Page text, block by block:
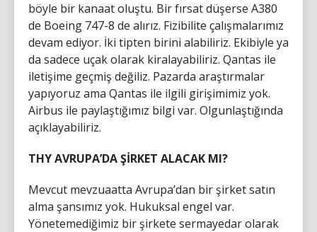
böyle bir kanaat oluştu. Bir fırsat düşerse A380
de Boeing 747-8 de alırız. Fizibilite çalışmalarımız
devam ediyor. İki tipten birini alabiliriz. Ekibiyle ya
da sadece uçak olarak kiralayabiliriz. Qantas ile
iletişime geçmiş değiliz. Pazarda araştırmalar
yapıyoruz ama Qantas ile ilgili girişimimiz yok.
Airbus ile paylaştığımız bilgi var. Olgunlaştığında
açıklayabiliriz.
THY AVRUPA’DA ŞİRKET ALACAK MI?
Mevcut mevzuaatta Avrupa’dan bir şirket satın
alma şansımız yok. Hukuksal engel var.
Yönetemediğimiz bir şirkete sermayedar olarak